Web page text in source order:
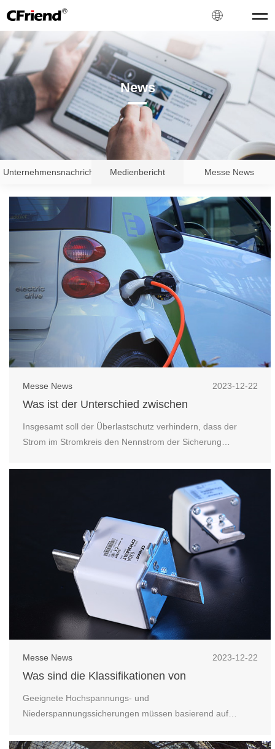
News
Unternehmensnachrichten Medienbericht Messe News
Messe News 2023-12-22
Was ist der Unterschied zwischen
Überlastschutz und Kurzschlussschutz von
Hochspannungssicherungen und
Insgesamt soll der Überlastschutz verhindern, dass der
Strom im Stromkreis den Nennstrom der Sicherung
plötzlichen Stromanstieg verhindert, wenn ein Kurzschluss in
dem Stromkreis auftritt und den sicheren Betrieb von
elektrischen Geräten und Schaltungen schützt. Beide ...
Messe News 2023-12-22
Was sind die Klassifikationen von
Niederspannungssicherungen?
Geeignete Hochspannungs- und
Niederspannungssicherungen müssen basierend auf
Schaltungseigenschaften ausgewählt werden. Bei der